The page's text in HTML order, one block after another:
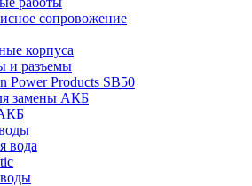
сопровожение
корпуса
и разъемы
Power Products SB50
замены АКБ
вода